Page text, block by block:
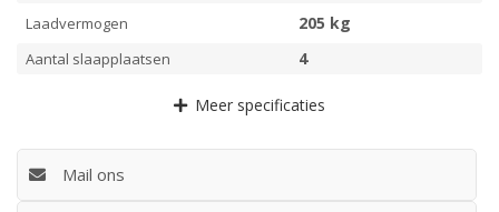
Laadvermogen 205 kg
Aantal slaapplaatsen 4
Meer specificaties
Mail ons